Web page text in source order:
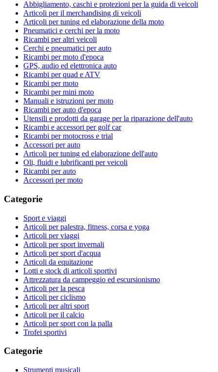
Abbigliamento, caschi e protezioni per la guida di veicoli
Articoli per il merchandising di veicoli
Articoli per tuning ed elaborazione della moto
Pneumatici e cerchi per la moto
Ricambi per altri veicoli
Cerchi e pneumatici per auto
Ricambi per moto d'epoca
GPS, audio ed elettronica auto
Ricambi per quad e ATV
Ricambi per moto
Ricambi per mini moto
Manuali e istruzioni per moto
Ricambi per auto d'epoca
Utensili e prodotti da garage per la riparazione dell'auto
Ricambi e accessori per golf car
Ricambi per motocross e trial
Accessori per auto
Articoli per tuning ed elaborazione dell'auto
Oli, fluidi e lubrificanti per veicoli
Ricambi per auto
Accessori per moto
Categorie
Sport e viaggi
Articoli per palestra, fitness, corsa e yoga
Articoli per viaggi
Articoli per sport invernali
Articoli per sport d'acqua
Articoli da equitazione
Lotti e stock di articoli sportivi
Attrezzatura da campeggio ed escursionismo
Articoli per la pesca
Articoli per ciclismo
Articoli per altri sport
Articoli per il calcio
Articoli per sport con la palla
Trofei sportivi
Categorie
Strumenti musicali